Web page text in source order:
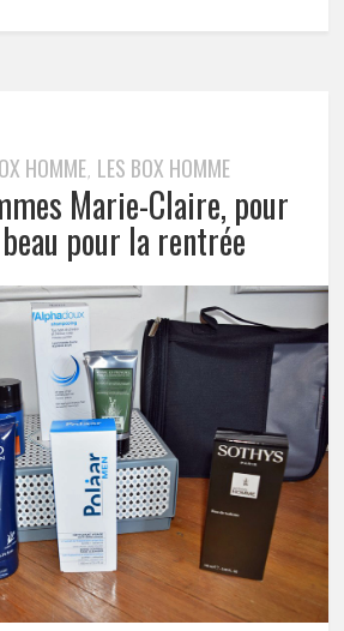
HOMME, LES BOX HOMME
Marie-Claire, pour
pour la rentrée